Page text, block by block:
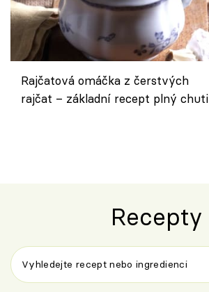
Rajčatová omáčka z čerstvých
rajčat – základní recept plný chuti
Recepty